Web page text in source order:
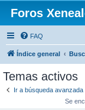
Foros
FAQ
Índice general
Temas activos
Ir a búsqueda avanzada
Se